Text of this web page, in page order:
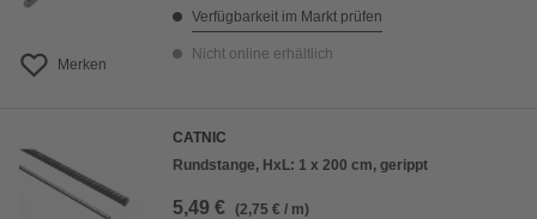
Merken
Verfügbarkeit im Markt prüfen
Nicht online erhältlich
CATNIC
Rundstange, HxL: 1 x 200 cm, gerippt
5,49 € (2,75 € / m)